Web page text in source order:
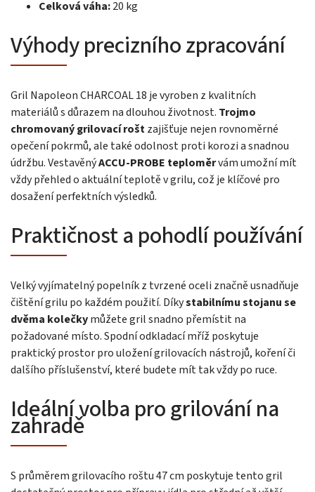
Celková váha:20 kg
Výhody precizního zpracování
Gril Napoleon CHARCOAL 18 je vyroben z kvalitních
materiálů s důrazem na dlouhou životnost. Trojmo
chromovaný grilovací roštzajišťuje nejen rovnoměrné
opečení pokrmů, ale také odolnost proti korozi a snadnou
údržbu. VestavěnýACCU-PROBE teploměrvám umožní mít
vždy přehled o aktuální teplotě v grilu, což je klíčové pro
dosažení perfektních výsledků.
Praktičnost a pohodlí používání
Velký vyjímatelný popelník z tvrzené oceli značně usnadňuje
čištění grilu po každém použití. Díkystabilnímu stojanu se
dvěma kolečkymůžete gril snadno přemístit na
požadované místo. Spodní odkladací mříž poskytuje
praktický prostor pro uložení grilovacích nástrojů, koření či
dalšího příslušenství, které budete mít tak vždy po ruce.
Ideální volba pro grilování na
zahradě
S průměrem grilovacího roštu 47 cm poskytuje tento gril